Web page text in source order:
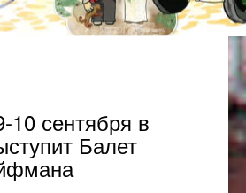
10 сентября в
Балет